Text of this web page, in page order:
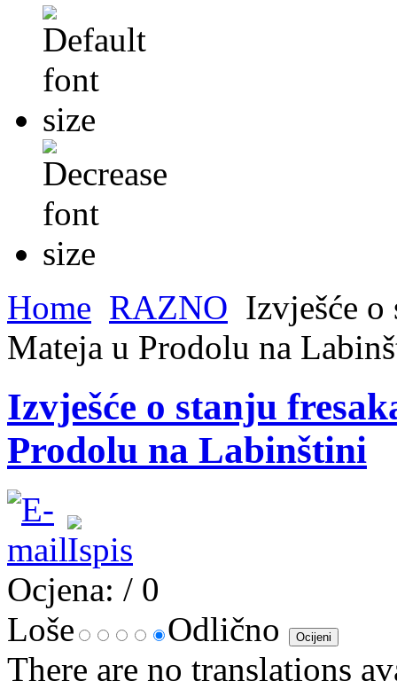
Home RAZNO Izvješće o
Mateja u Prodolu na
Izvješće o stanju
Prodolu na Labinštini
Ocjena: / 0
Loše
Odlično
There are no translations